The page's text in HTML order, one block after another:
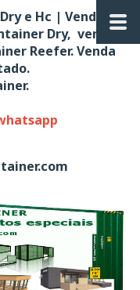
e Hc | Venda de
Dry, venda
Reefer. Venda